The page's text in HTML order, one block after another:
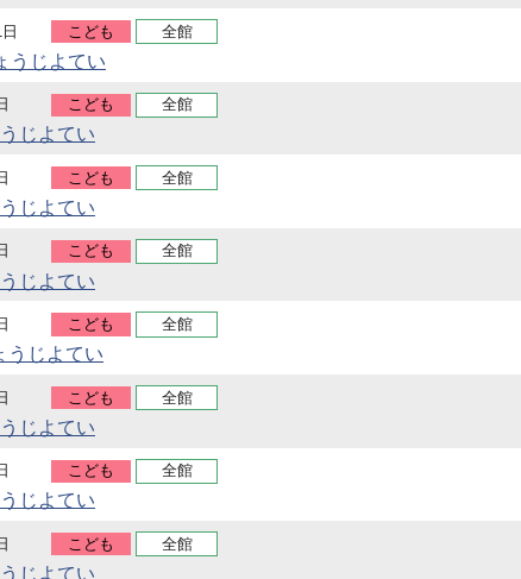
こども 全館
うじよてい
こども 全館
じよてい
こども 全館
じよてい
こども 全館
じよてい
こども 全館
うじよてい
こども 全館
じよてい
こども 全館
じよてい
こども 全館
じよてい